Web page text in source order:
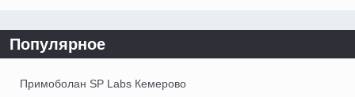
Популярное
Примоболан SP Labs Кемерово